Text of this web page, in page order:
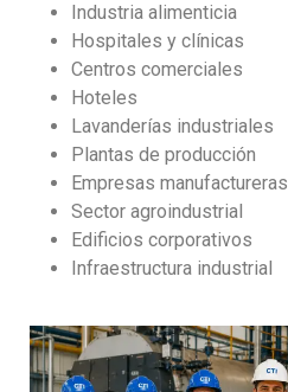
Industria alimenticia
Hospitales y clínicas
Centros comerciales
Hoteles
Lavanderías industriales
Plantas de producción
Empresas manufactureras
Sector agroindustrial
Edificios corporativos
Infraestructura industrial